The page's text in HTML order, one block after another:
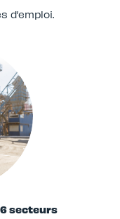
d’emploi.
6 secteurs